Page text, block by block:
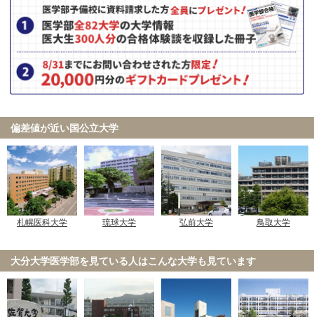
偏差値が近い国公立大学
札幌医科大学 琉球大学 弘前大学 鳥取大学
大分大学医学部を見ている人はこんな大学も見ています